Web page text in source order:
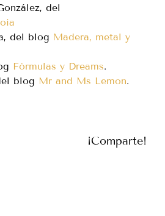
del
del blog Madera, metal y
Fórmulas y Dreams.
blog Mr and Ms Lemon.
¡Comparte!